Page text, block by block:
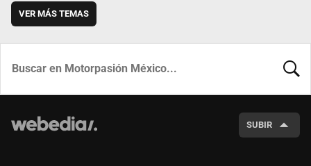
VER MÁS TEMAS
SUBIR